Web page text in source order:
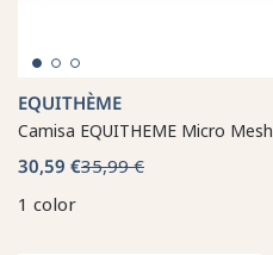
EQUITHÈME
Camisa EQUITHEME Micro Mesh
30,59 €35,99 €
1 color